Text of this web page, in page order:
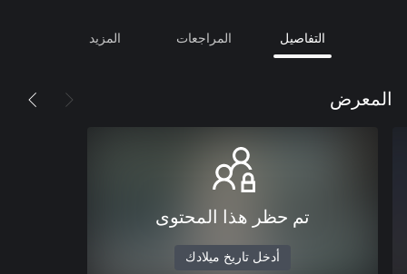
التفاصيل المراجعات المزيد
المعرض
تم حظر هذا المحتوى
أدخل تاريخ ميلادك